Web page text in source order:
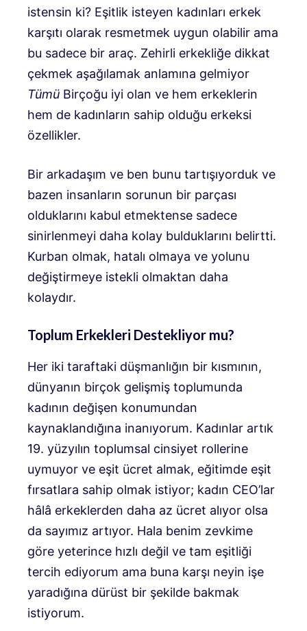
istensin ki? Eşitlik isteyen kadınları erkek
karşıtı olarak resmetmek uygun olabilir ama
bu sadece bir araç. Zehirli erkekliğe dikkat
çekmek aşağılamak anlamına gelmiyor
Tümü Birçoğu iyi olan ve hem erkeklerin
hem de kadınların sahip olduğu erkeksi
özellikler.
Bir arkadaşım ve ben bunu tartışıyorduk ve
bazen insanların sorunun bir parçası
olduklarını kabul etmektense sadece
sinirlenmeyi daha kolay bulduklarını belirtti.
Kurban olmak, hatalı olmaya ve yolunu
değiştirmeye istekli olmaktan daha
kolaydır.
Toplum Erkekleri Destekliyor mu?
Her iki taraftaki düşmanlığın bir kısmının,
dünyanın birçok gelişmiş toplumunda
kadının değişen konumundan
kaynaklandığına inanıyorum. Kadınlar artık
19. yüzyılın toplumsal cinsiyet rollerine
uymuyor ve eşit ücret almak, eğitimde eşit
fırsatlara sahip olmak istiyor; kadın CEO’lar
hâlâ erkeklerden daha az ücret alıyor olsa
da sayımız artıyor. Hala benim zevkime
göre yeterince hızlı değil ve tam eşitliği
tercih ediyorum ama buna karşı neyin işe
yaradığına dürüst bir şekilde bakmak
istiyorum.